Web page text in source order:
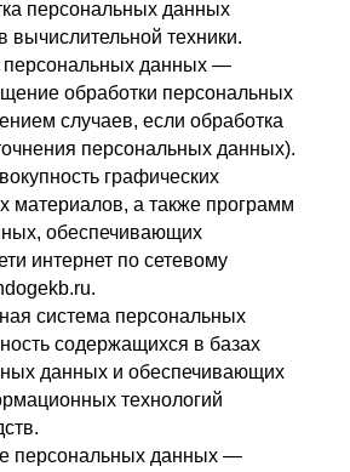
персональных данных
техники.
персональных данных —
обработки персональных
случаев, если обработка
персональных данных).
графических
материалов, а также программ
обеспечивающих
интернет по сетевому
система персональных
содержащихся в базах
данных и обеспечивающих
технологий
персональных данных —